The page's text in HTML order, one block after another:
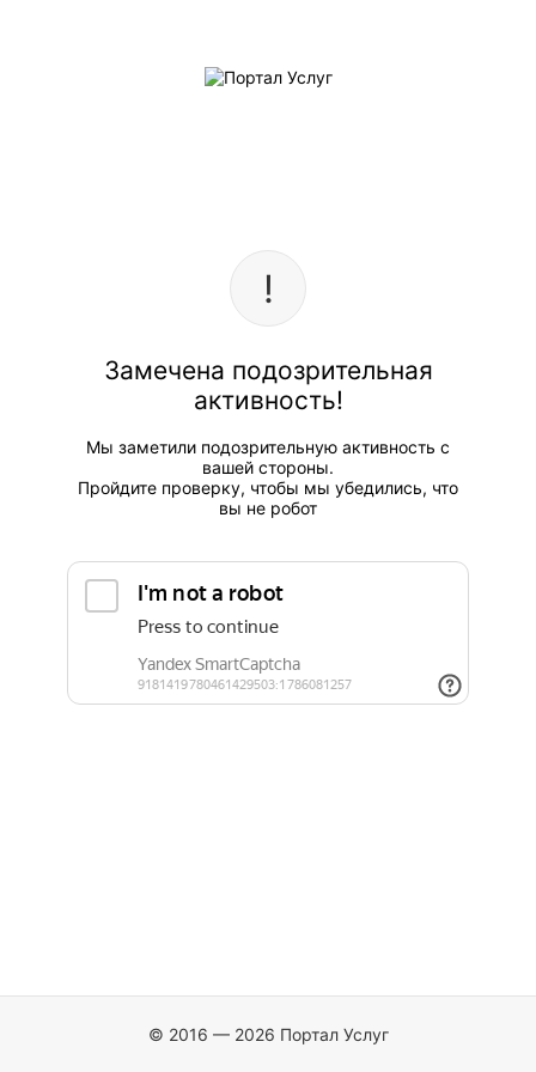
Замечена подозрительная
активность!
Мы заметили подозрительную активность с
вашей стороны.
Пройдите проверку, чтобы мы убедились, что
вы не робот
© 2016 — 2026 Портал Услуг